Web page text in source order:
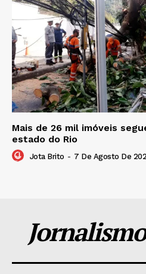
Mais de 26 mil imóveis
estado do Rio
Jota Brito - 7 De Agosto De